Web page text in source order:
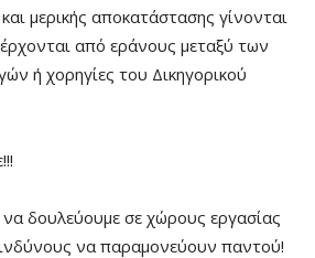
μερικής αποκατάστασης γίνονται
από εράνους μεταξύ των
ή χορηγίες του Δικηγορικού
δουλεύουμε σε χώρους εργασίας
να παραμονεύουν παντού!